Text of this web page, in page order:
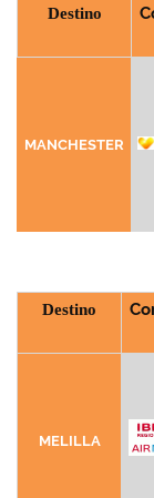
Destino
MANCHESTER
Destino
MELILLA